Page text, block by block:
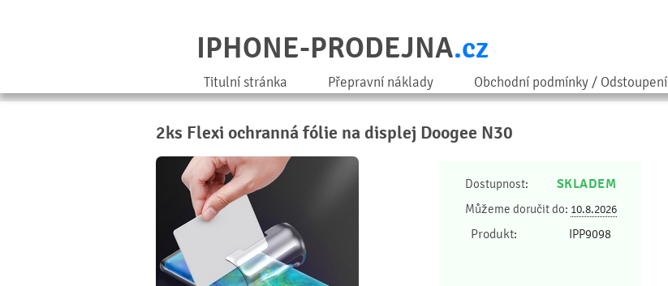
IPHONE-PRODEJNA.cz
Titulní stránka Přepravní náklady Obchodní podmínky / Odstoupení
2ks Flexi ochranná fólie na displej Doogee N30
Dostupnost: SKLADEM
Můžeme doručit do: 10.8.2026
Produkt: IPP9098